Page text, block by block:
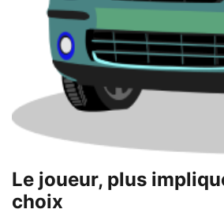
Le joueur, plus
choix